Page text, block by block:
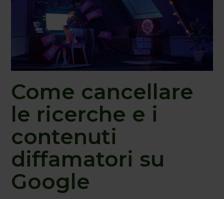
Come cancellare
le ricerche e i
contenuti
diffamatori su
Google